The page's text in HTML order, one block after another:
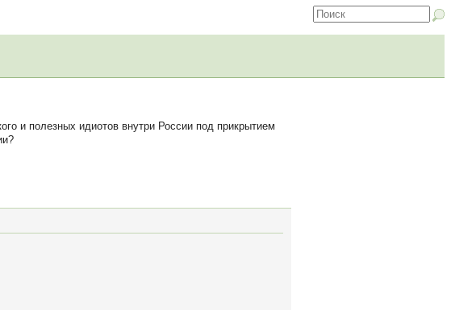
и полезных идиотов внутри России под прикрытием